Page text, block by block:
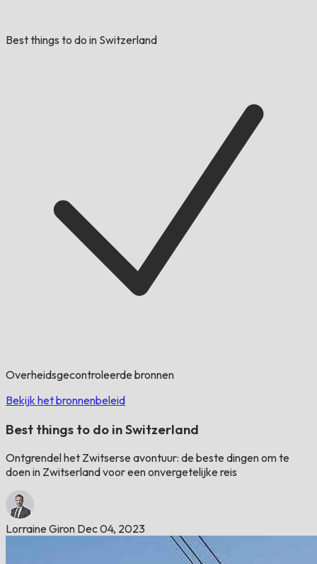
Best things to do in Switzerland
Overheidsgecontroleerde bronnen
Bekijk het bronnenbeleid
Best things to do in Switzerland
Ontgrendel het Zwitserse avontuur: de beste dingen om te
doen in Zwitserland voor een onvergetelijke reis
Lorraine Giron Dec 04, 2023